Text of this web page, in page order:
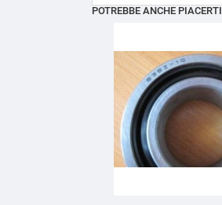
POTREBBE ANCHE PIACERTI